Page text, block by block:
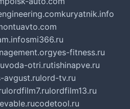
kuryatnik.info
smi366.ru
yes-fitness.ru
voda-otri.rutishinapve.ru
avgust.rulord-tv.ru
lordfilm7.rulordfilm13.ru
codetool.ru